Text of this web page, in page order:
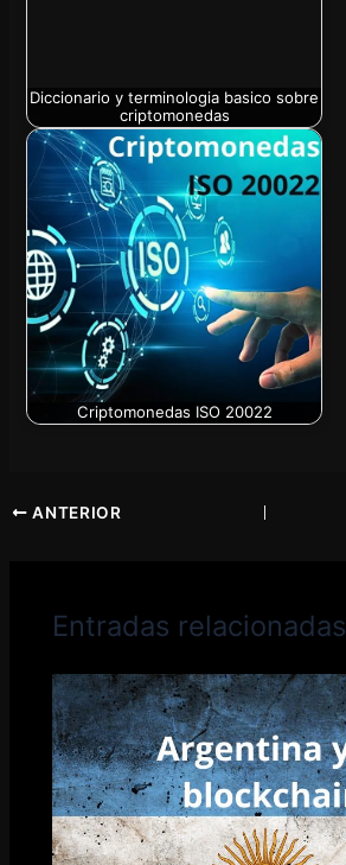
Diccionario y terminologia basico sobre
criptomonedas
Criptomonedas ISO 20022
ANTERIOR
Entradas relacionadas